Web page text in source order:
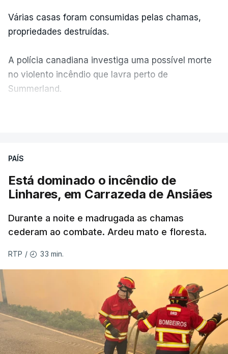
Várias casas foram consumidas pelas chamas,
propriedades destruídas.
A polícia canadiana investiga uma possível morte
no violento incêndio que lavra perto de
Summerland.
ERRO100
ERROR ON HTML5 MEDIA ELEMENT
ESTE CONTEÚDO ESTÁ NESTE
MOMENTO INDISPONÍVEL
As autoridades canadianas estimam que vai levar
dias ou semanas para controlar o fogo. Mais de
dois mil operacionais estão no terreno no combate
às chamas.
PAÍS
Está dominado o incêndio de
Linhares, em Carrazeda de Ansiães
Durante a noite e madrugada as chamas
cederam ao combate. Ardeu mato e floresta.
RTP / 33 min.